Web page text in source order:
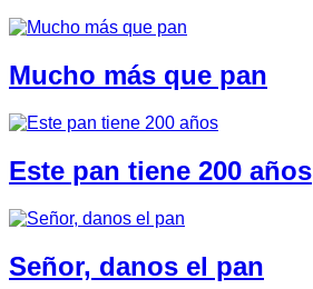
Mucho más que pan
Este pan tiene 200 años
Señor, danos el pan